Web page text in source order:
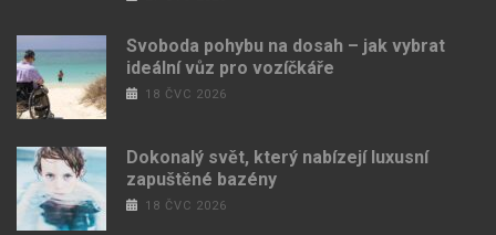
Svoboda pohybu na dosah – jak vybrat
ideální vůz pro vozíčkáře
18 ČVC 2026
Dokonalý svět, který nabízejí luxusní
zapuštěné bazény
18 ČVC 2026